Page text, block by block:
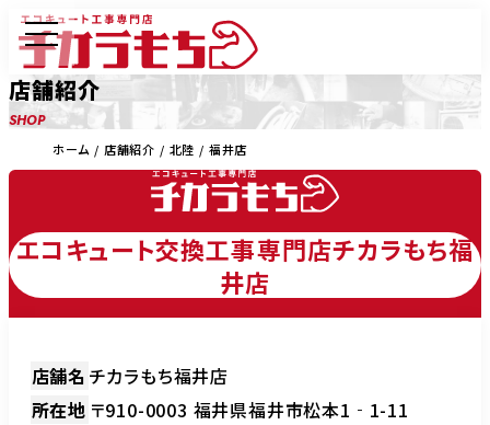
店舗紹介
SHOP
ホーム 店舗紹介 北陸 福井店
エコキュート交換工事専門店チカラもち福
井店
店舗名 チカラもち福井店
所在地 〒910-0003 福井県福井市松本1‐1-11